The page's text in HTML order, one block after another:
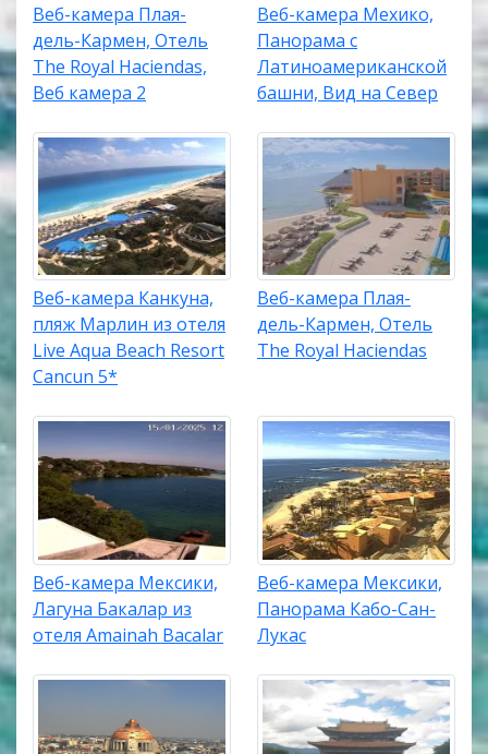
Веб-камера Плая-
дель-Кармен, Отель
The Royal Haciendas,
Веб камера 2
Веб-камера Мехико,
Панорама с
Латиноамериканской
башни, Вид на Север
Веб-камера Канкуна,
пляж Марлин из отеля
Live Aqua Beach Resort
Cancun 5*
Веб-камера Плая-
дель-Кармен, Отель
The Royal Haciendas
Веб-камера Мексики,
Лагуна Бакалар из
отеля Amainah Bacalar
Веб-камера Мексики,
Панорама Кабо-Сан-
Лукас